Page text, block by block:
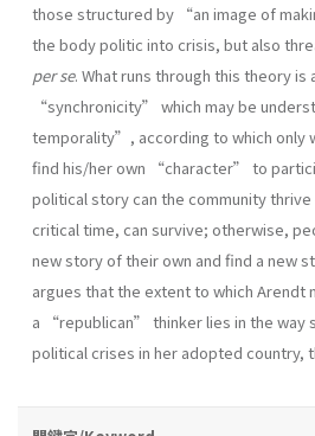
those structured by “an image of
the body politic into crisis, but also
per se. What runs through this theory is
“synchronicity” which may be
temporality”, according to which only
find his/her own “character” to
political story can the community
critical time, can survive; otherwise,
new story of their own and find a new
argues that the extent to which Arendt
a “republican” thinker lies in the way
political crises in her adopted country,